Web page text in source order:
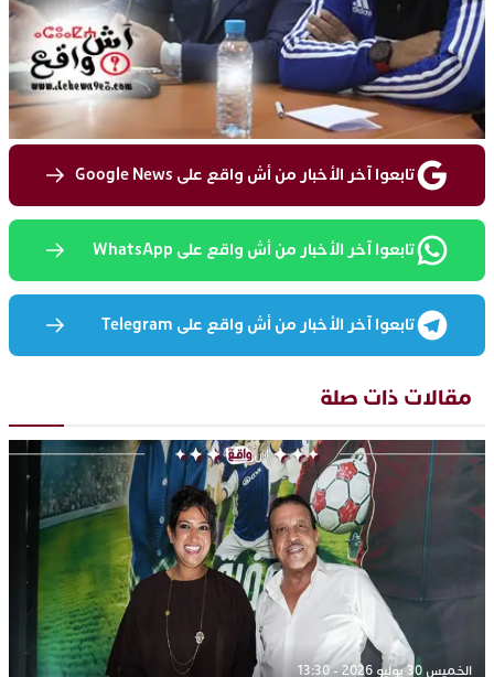
تابعوا آخر الأخبار من أش واقع على Google News
تابعوا آخر الأخبار من أش واقع على WhatsApp
تابعوا آخر الأخبار من أش واقع على Telegram
مقالات ذات صلة
الخميس 30 يوليو 2026 - 13:30